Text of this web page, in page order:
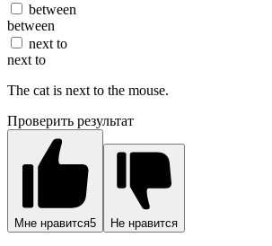
between
between
next to
next to
The cat is next to the mouse.
Проверить результат
Мне нравится5 Не нравится